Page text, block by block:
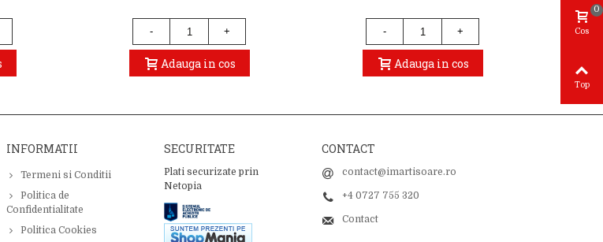
- +
Adauga in cos
- +
Adauga in cos
INFORMATII
Termeni si Conditii
Politica de
Confidentialitate
Politica Cookies
SECURITATE
Plati securizate prin
Netopia
CONTACT
contact@imartisoare.ro
+4 0727 755 320
Contact
Cos
0
Top